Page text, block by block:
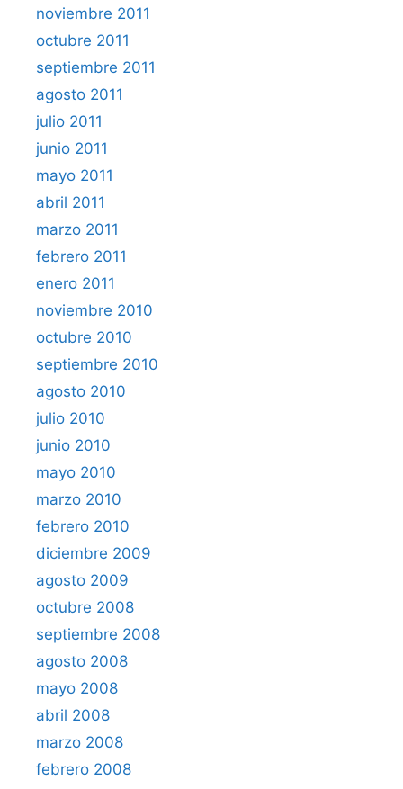
noviembre 2011
octubre 2011
septiembre 2011
agosto 2011
julio 2011
junio 2011
mayo 2011
abril 2011
marzo 2011
febrero 2011
enero 2011
noviembre 2010
octubre 2010
septiembre 2010
agosto 2010
julio 2010
junio 2010
mayo 2010
marzo 2010
febrero 2010
diciembre 2009
agosto 2009
octubre 2008
septiembre 2008
agosto 2008
mayo 2008
abril 2008
marzo 2008
febrero 2008